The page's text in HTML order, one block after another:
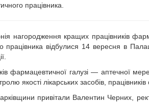
працівника.
нагородження кращих працівників
працівника відбулися 14 вересня в
фармацевтичної галузі — аптечної
якості лікарських засобів, працівників
привітали Валентин Черних,